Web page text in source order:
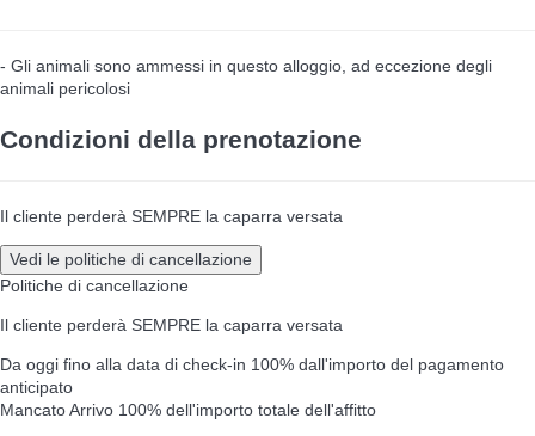
- Gli animali sono ammessi in questo alloggio, ad eccezione degli
animali pericolosi
Condizioni della prenotazione
Il cliente perderà SEMPRE la caparra versata
Vedi le politiche di cancellazione
Politiche di cancellazione
Il cliente perderà SEMPRE la caparra versata
Da oggi fino alla data di check-in 100% dall'importo del pagamento
anticipato
Mancato Arrivo 100% dell'importo totale dell'affitto